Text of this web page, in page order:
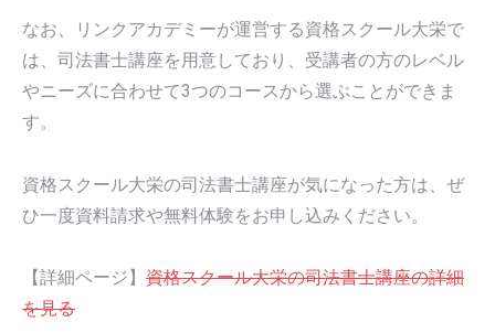
なお、リンクアカデミーが運営する資格スクール大栄で
は、司法書士講座を用意しており、受講者の方のレベル
やニーズに合わせて3つのコースから選ぶことができま
す。
資格スクール大栄の司法書士講座が気になった方は、ぜ
ひ一度資料請求や無料体験をお申し込みください。
【詳細ページ】 資格スクール大栄の司法書士講座の詳細
を見る